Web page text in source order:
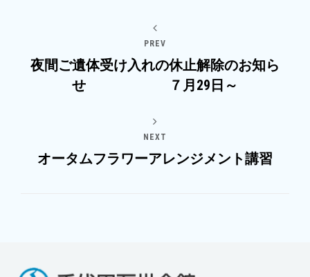
PREV
夜間ご遺体受け入れの休止解除のお知ら
せ ７月29日～
NEXT
オータムフラワーアレンジメント講習